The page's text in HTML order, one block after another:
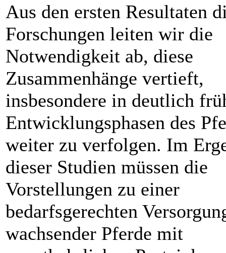
Aus den ersten Resultaten
Forschungen leiten wir die
Notwendigkeit ab, diese
Zusammenhänge vertieft,
insbesondere in deutlich
Entwicklungsphasen des
weiter zu verfolgen. Im
dieser Studien müssen die
Vorstellungen zu einer
bedarfsgerechten
wachsender Pferde mit